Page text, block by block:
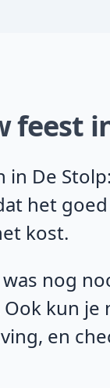
feest
in De
het
kost.
was nog
kun
en